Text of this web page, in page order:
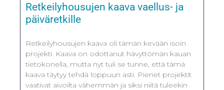
Retkeilyhousujen kaava vaellus- ja
päiväretkille
Retkeilyhousujen kaava oli tämän kevään isoin
projekti. Kaava on odottanut hävyttömän kauan
tietokonella, mutta nyt tuli se tunne, että tämä
kaava täytyy tehdä loppuun asti. Pienet projektit
vaativat aivoilta vähemmän ja siksi niitä tuleekin